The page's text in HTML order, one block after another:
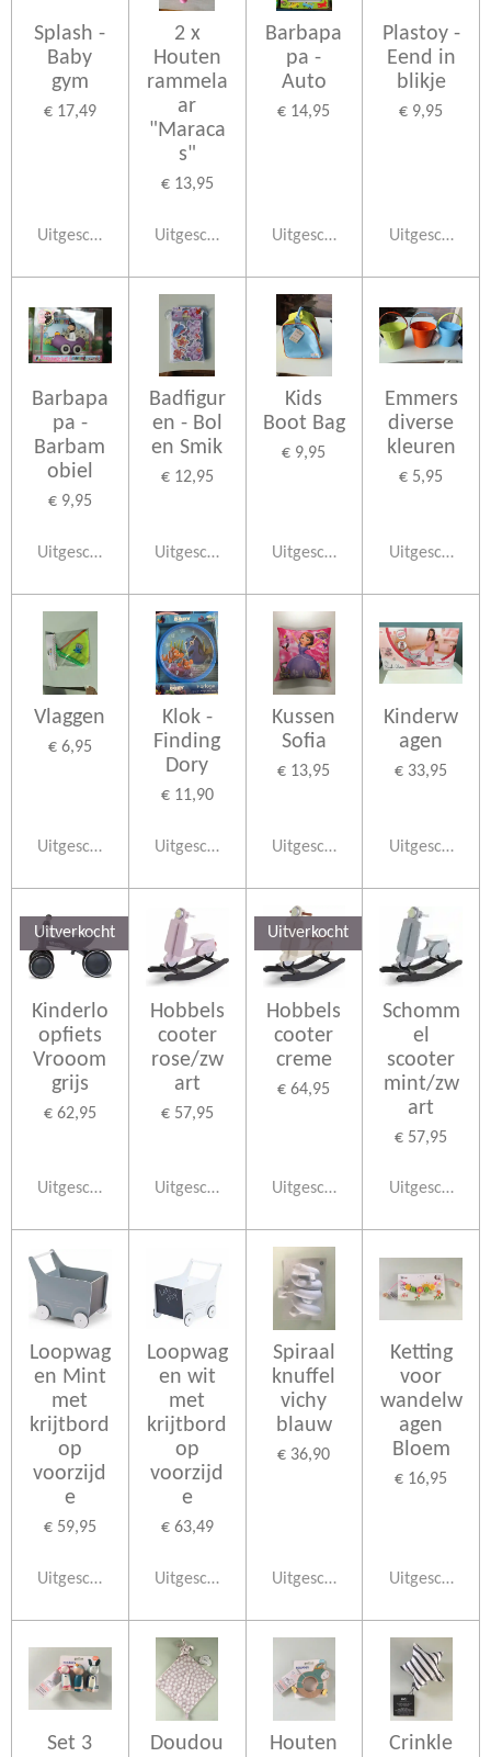
Splash -
Baby
gym
€ 17,49
Uitgeschakeld
2 x
Houten
rammela
ar
"Maraca
s"
€ 13,95
Uitgeschakeld
Barbapa
pa -
Auto
€ 14,95
Uitgeschakeld
Plastoy -
Eend in
blikje
€ 9,95
Uitgeschakeld
Barbapa
pa -
Barbam
obiel
€ 9,95
Uitgeschakeld
Badfigur
en - Bol
en Smik
€ 12,95
Uitgeschakeld
Kids
Boot Bag
€ 9,95
Uitgeschakeld
Emmers
diverse
kleuren
€ 5,95
Uitgeschakeld
Vlaggen
€ 6,95
Uitgeschakeld
Klok -
Finding
Dory
€ 11,90
Uitgeschakeld
Kussen
Sofia
€ 13,95
Uitgeschakeld
Kinderw
agen
€ 33,95
Uitgeschakeld
Uitverkocht
Kinderlo
opfiets
Vrooom
grijs
€ 62,95
Uitgeschakeld
Hobbels
cooter
rose/zw
art
€ 57,95
Uitgeschakeld
Uitverkocht
Hobbels
cooter
creme
€ 64,95
Uitgeschakeld
Schomm
el
scooter
mint/zw
art
€ 57,95
Uitgeschakeld
Loopwag
en Mint
met
krijtbord
op
voorzijd
e
€ 59,95
Uitgeschakeld
Loopwag
en wit
met
krijtbord
op
voorzijd
e
€ 63,49
Uitgeschakeld
Spiraal
knuffel
vichy
blauw
€ 36,90
Uitgeschakeld
Ketting
voor
wandelw
agen
Bloem
€ 16,95
Uitgeschakeld
Set 3
Doudou
Houten
Crinkle